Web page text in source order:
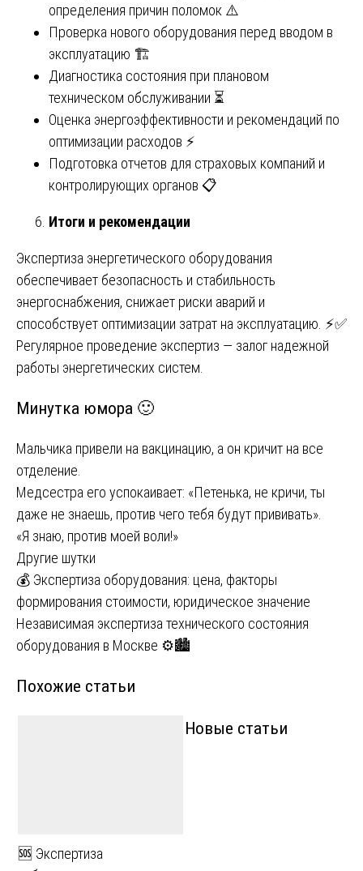
определения причин поломок ⚠️
Проверка нового оборудования перед вводом в
эксплуатацию 🏗️
Диагностика состояния при плановом
техническом обслуживании ⏳
Оценка энергоэффективности и рекомендаций по
оптимизации расходов ⚡
Подготовка отчетов для страховых компаний и
контролирующих органов 📋
Итоги и рекомендации
Экспертиза энергетического оборудования
обеспечивает безопасность и стабильность
энергоснабжения, снижает риски аварий и
способствует оптимизации затрат на эксплуатацию. ⚡✅
Регулярное проведение экспертиз — залог надежной
работы энергетических систем.
Минутка юмора 🙂
Мальчика привели на вакцинацию, а он кричит на все
отделение.
Медсестра его успокаивает: «Петенька, не кричи, ты
даже не знаешь, против чего тебя будут прививать».
«Я знаю, против моей воли!»
Другие шутки
Навигация
по
записям
💰 Экспертиза оборудования: цена, факторы
формирования стоимости, юридическое значение
Независимая экспертиза технического состояния
оборудования в Москве ⚙️🏙
Похожие статьи
🆘 Экспертиза
Новые статьи